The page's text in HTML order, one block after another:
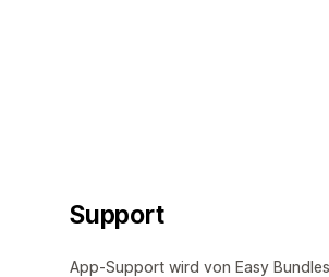
Support
App-Support wird von Easy